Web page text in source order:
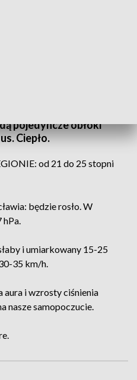
pojedyncze obłoki
Ciepło.
od 21 do 25 stopni
będzie rosło. W
hPa.
i umiarkowany 15-25
35 km/h.
i wzrosty ciśnienia
nasze samopoczucie.